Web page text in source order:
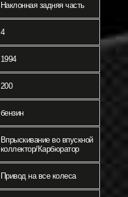
Наклонная задняя часть
4
1994
200
бензин
Впрыскивание во впускной
коллектор/Карбюратор
Привод на все колеса